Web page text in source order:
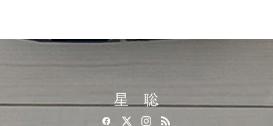
星 聡